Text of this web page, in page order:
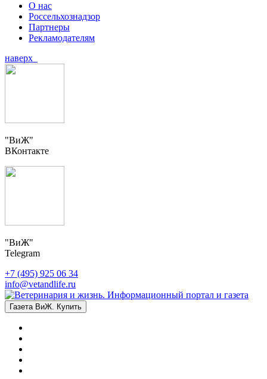
О нас
Россельхознадзор
Партнеры
Рекламодателям
наверх
"ВиЖ"
ВКонтакте
"ВиЖ"
Telegram
+7 (495) 925 06 34
info@vetandlife.ru
Газета ВиЖ. Купить